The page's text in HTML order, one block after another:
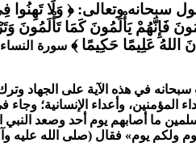
سبحانه وتعالى: ﴿ وَلَا تَهِنُوا
فَإِنَّهُمْ يَأْلَمُونَ كَمَا تَأْلَمُونَ
اللهُ عَلِيمًا حَكِيمًا ﴾ سورة النساء
في هذه الآية على الجهاد
المؤمنين، وأعداء الإنسانية؛
ما أصابهم يوم أحد وصعد
يوم ولكم يوم» فقال (صلى الله عليه